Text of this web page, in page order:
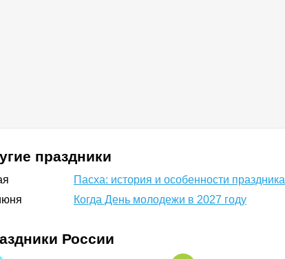
праздники
Пасха: история и особенности праздника
Когда День молодежи в 2027 году
России